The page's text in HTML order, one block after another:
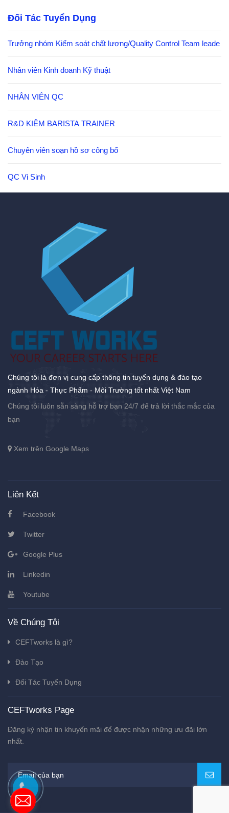
Đối Tác Tuyển Dụng
Trưởng nhóm Kiểm soát chất lượng/Quality Control Team leade
Nhân viên Kinh doanh Kỹ thuật
NHÂN VIÊN QC
R&D KIÊM BARISTA TRAINER
Chuyên viên soạn hồ sơ công bố
QC Vi Sinh
Chúng tôi là đơn vị cung cấp thông tin tuyển dụng & đào tạo
ngành Hóa - Thực Phẩm - Môi Trường tốt nhất Việt Nam
Chúng tôi luôn sẵn sàng hỗ trợ bạn 24/7 để trả lời thắc mắc của
bạn
Xem trên Google Maps
Liên Kết
Facebook
Twitter
Google Plus
Linkedin
Youtube
Về Chúng Tôi
CEFTworks là gì?
Đào Tạo
Đối Tác Tuyển Dụng
CEFTworks Page
Đăng ký nhận tin khuyến mãi để được nhận những ưu đãi lớn
nhất.